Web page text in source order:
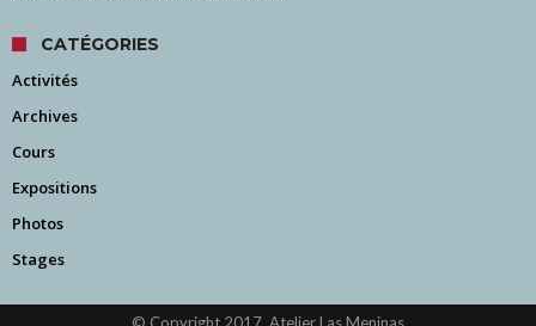
CATÉGORIES
Activités
Archives
Cours
Expositions
Photos
Stages